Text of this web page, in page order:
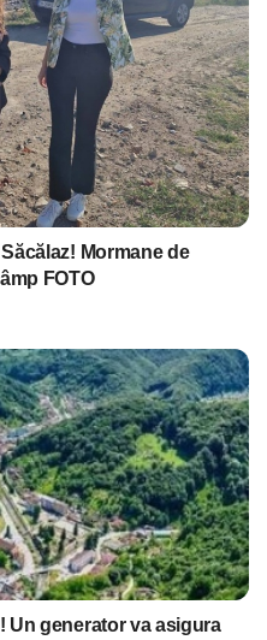
Mormane de
FOTO
Un generator va asigura